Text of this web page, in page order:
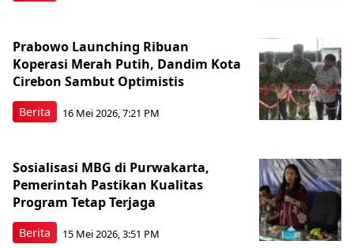
Berita
Prabowo Launching Ribuan
Koperasi Merah Putih, Dandim Kota
Cirebon Sambut Optimistis
16 Mei 2026, 7:21 PM
Berita
Sosialisasi MBG di Purwakarta,
Pemerintah Pastikan Kualitas
Program Tetap Terjaga
15 Mei 2026, 3:51 PM